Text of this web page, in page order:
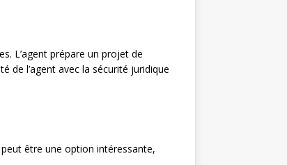
L’agent prépare un projet de
de l’agent avec la sécurité juridique
être une option intéressante,